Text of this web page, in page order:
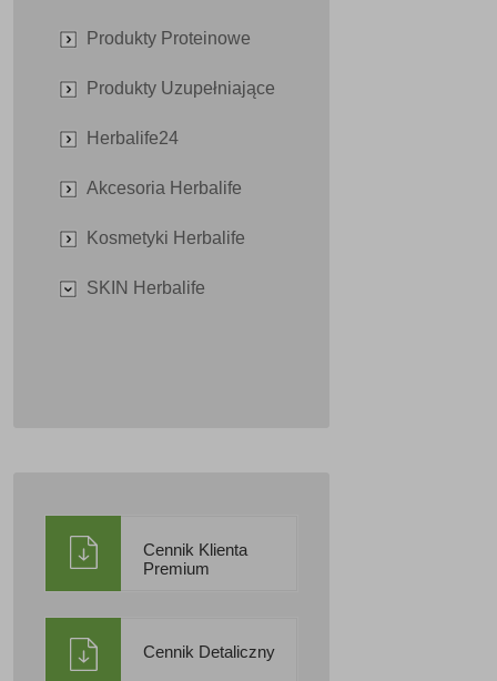
Produkty Proteinowe
Produkty Uzupełniające
Herbalife24
Akcesoria Herbalife
Kosmetyki Herbalife
SKIN Herbalife
Cennik Klienta
Premium
Cennik Detaliczny